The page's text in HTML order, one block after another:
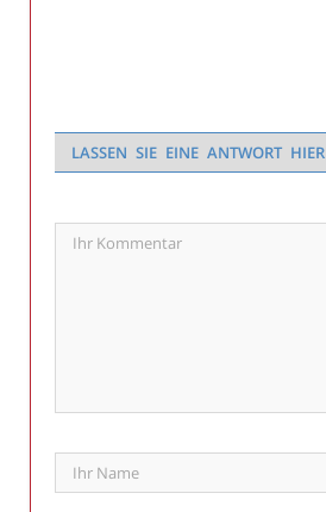
LASSEN SIE EINE ANTWORT HIER